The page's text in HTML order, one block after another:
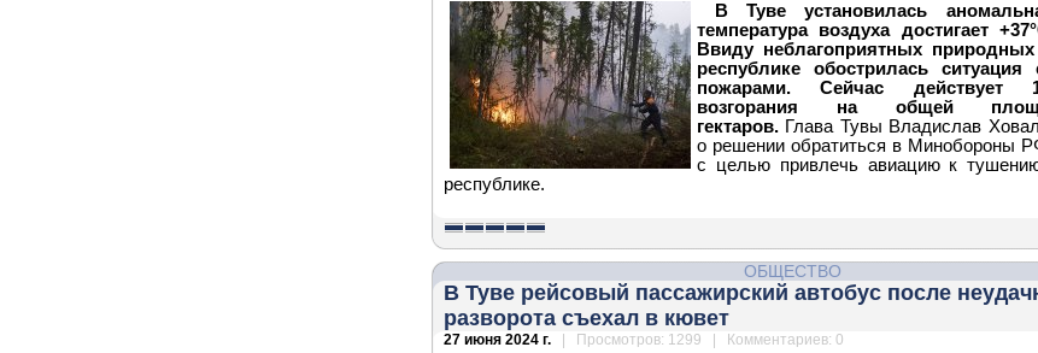
В Туве установилась
температура воздуха достигает
Ввиду неблагоприятных
республике обострилась
пожарами. Сейчас действует
возгорания на общей
гектаров. Глава Тувы Владислав
о решении обратиться в Минобороны
с целью привлечь авиацию к
республике.
ОБЩЕСТВО
В Туве рейсовый пассажирский автобус после
разворота съехал в кювет
27 июня 2024 г. | Просмотров: 1299 | Комментариев: 0